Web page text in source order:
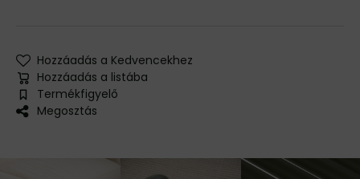
Hozzáadás a Kedvencekhez
Hozzáadás a listába
Termékfigyelő
Megosztás